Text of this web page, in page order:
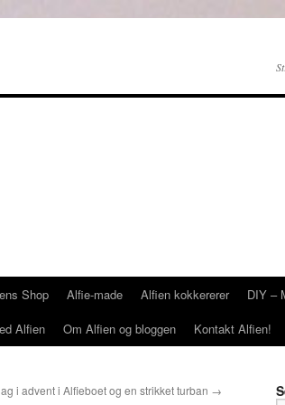
Shop Alfie-made Alfien kokkererer DIY –
Alfien Om Alfien og bloggen Kontakt Alfien!
i advent i Alfieboet og en strikket turban →